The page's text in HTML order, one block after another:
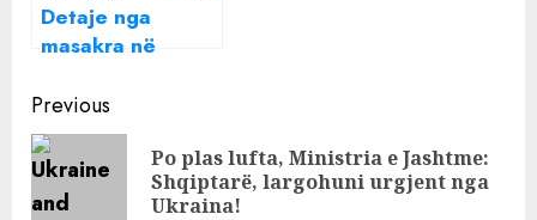
Detaje nga
masakra në
6 shqiptarët
Continue
Reading
Previous
Po plas lufta, Ministria e Jashtme:
Shqiptarë, largohuni urgjent nga
Ukraina!